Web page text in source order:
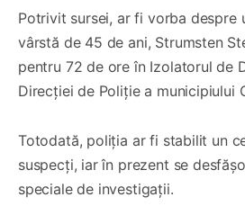
Potrivit sursei, ar fi vorba despre
vârstă de 45 de ani, Strumsten
pentru 72 de ore în Izolatorul de
Direcției de Poliție a municipiului
Totodată, poliția ar fi stabilit un
suspecți, iar în prezent se
speciale de investigații.